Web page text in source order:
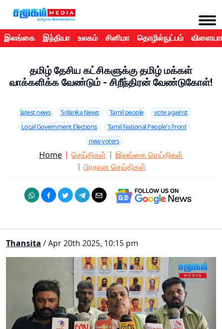
இலங்கை இந்தியா உலகம் சினிமா தொழில்நுட்பம்
தமிழ் தேசிய கட்சிகளுக்கு தமிழ் மக்கள்
வாக்களிக்க வேண்டும் - சிறீந்திரன் வேண்டுகோள்!
latest news Srilanka News Tamil people
vote against
Local Government Elections
Tamil National People's Front
new voters
Home செய்திகள்
இலங்கை செய்திகள்
பிரதான செய்திகள்
Thansita / Apr 20th 2025, 10:15 pm